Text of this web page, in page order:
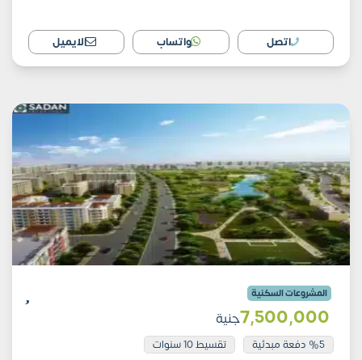
اتصل واتساب الايميل
المشروعات السكنية
7٬500٬000جنية
%5 دفعة مبدئية تقسيط 10 سنوات